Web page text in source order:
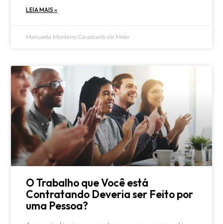
LEIA MAIS »
Manuella Monteiro Cavalcanti de Melo
O Trabalho que Você está
Contratando Deveria ser Feito por
uma Pessoa?